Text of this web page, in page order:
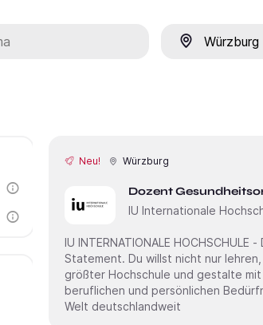
Neu! Würzburg
Dozent
IU Internationale
IU INTERNATIONALE
Statement. Du willst nicht nur lehren, sondern auch etwas bewegen? Dann starte an Deutschlands
größter Hochschule und gestalte
beruflichen und persönlichen Bedürfnisse in den
Welt deutschlandweit